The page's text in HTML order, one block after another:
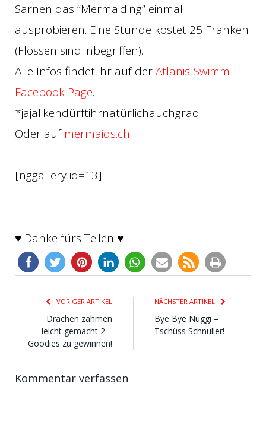
Sarnen das “Mermaiding” einmal
ausprobieren. Eine Stunde kostet 25 Franken
(Flossen sind inbegriffen).
Alle Infos findet ihr auf derAtlanis-Swimm
Facebook Page.
*jajalikendürftihrnatürlichauchgrad
Oder auf mermaids.ch
[nggallery id=13]
♥ Danke fürs Teilen ♥
VORIGER ARTIKEL
Drachen zähmen
leicht gemacht 2 –
Goodies zu gewinnen!
NÄCHSTER ARTIKEL
Bye Bye Nuggi –
Tschüss Schnuller!
Kommentar verfassen